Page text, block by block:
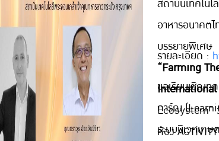
2569
VDW 1
(KLLC –
เทคโนโล
สถาบันเทคโน
อาหารอนาคต
บรรยายพิเศษ
“Farming
ห้อง
รายละเอียด :
ขอเรียนเชิญทุ
การ์ณ
ระบบนิเวศเก